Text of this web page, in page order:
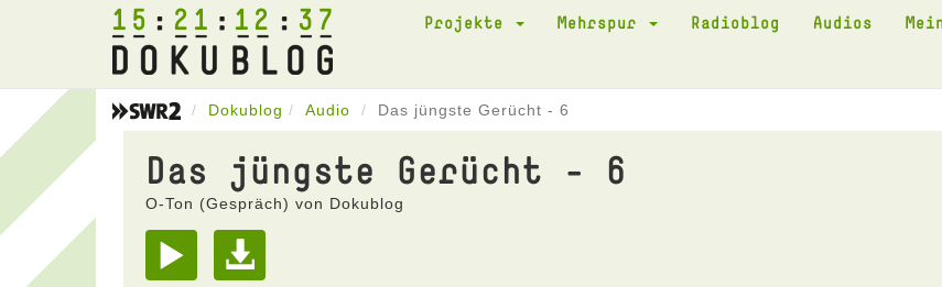
15 21 12 37 Projekte Mehrspur Radioblog Audios
Dokublog Audio Das jüngste Gerücht - 6
Das jüngste Gerücht - 6
O-Ton (Gespräch) von Dokublog